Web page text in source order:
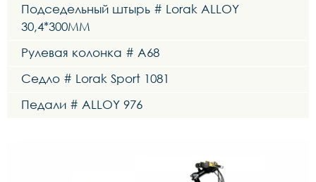
Подседельный штырь # Lorak ALLOY
30,4*300MM
Рулевая колонка # A68
Седло # Lorak Sport 1081
Педали # ALLOY 976